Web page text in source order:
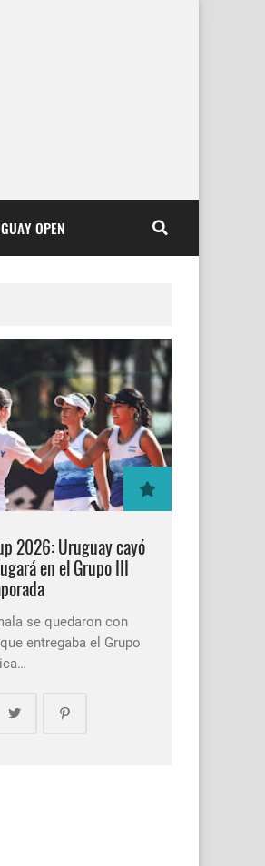
OPEN
2026: Uruguay cayó
en el Grupo III
se quedaron con
entregaba el Grupo